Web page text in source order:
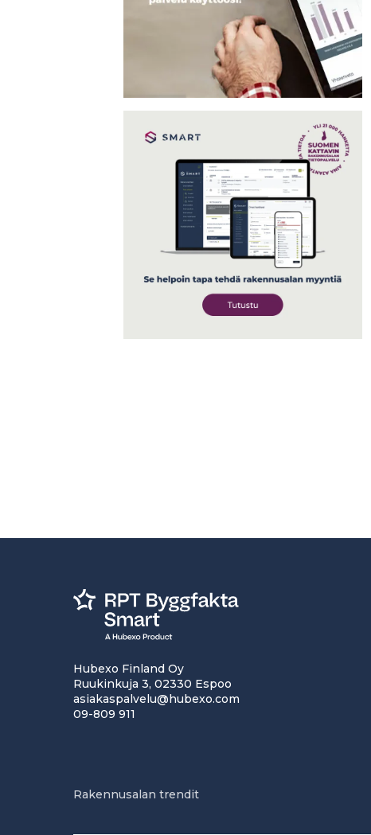
Hubexo Finland Oy
Ruukinkuja 3, 02330 Espoo
asiakaspalvelu@hubexo.com
09-809 911
Rakennusalan trendit